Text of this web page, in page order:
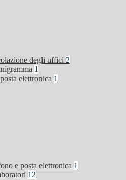
degli uffici 2
1
elettronica 1
e posta elettronica 1
12